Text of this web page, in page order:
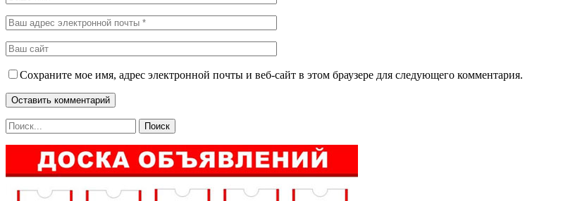
Сохраните мое имя, адрес электронной почты и веб-сайт в этом браузере для следующего комментария.